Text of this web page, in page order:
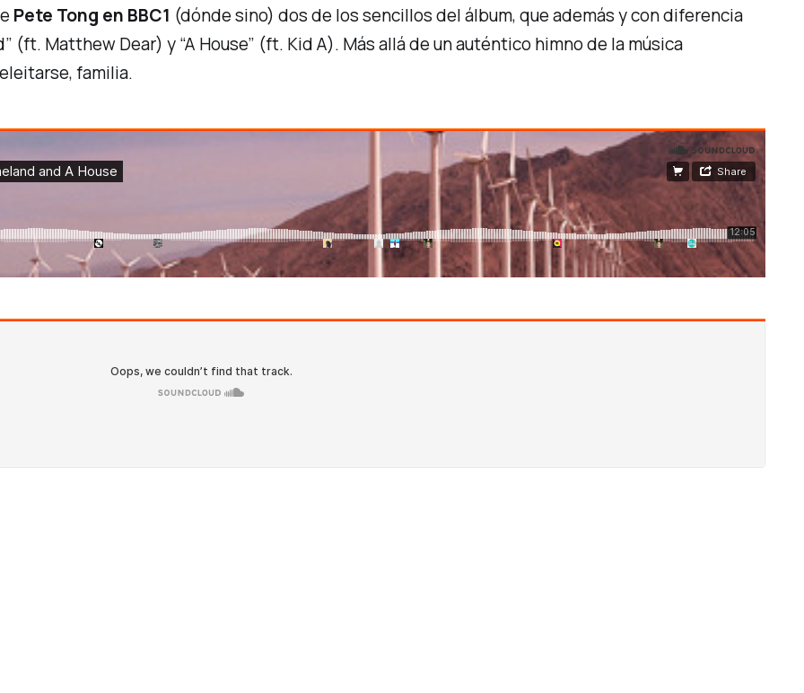
Pete Tong en BBC1 (dónde sino) dos de los sencillos del álbum, que además y con diferencia
(ft. Matthew Dear) y“A House” (ft. Kid A). Más allá de un auténtico himno de la música
familia.